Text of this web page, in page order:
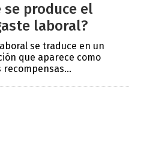
se produce el
laboral?
se traduce en un
que aparece como